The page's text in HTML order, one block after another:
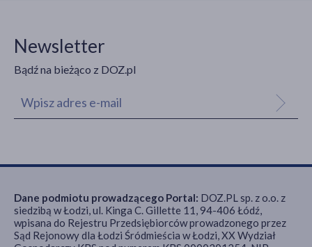
Newsletter
Bądź na bieżąco z DOZ.pl
Dane podmiotu prowadzącego Portal: DOZ.PL sp. z o.o. z
siedzibą w Łodzi, ul. Kinga C. Gillette 11, 94-406 Łódź,
wpisana do Rejestru Przedsiębiorców prowadzonego przez
Sąd Rejonowy dla Łodzi Śródmieścia w Łodzi, XX Wydział